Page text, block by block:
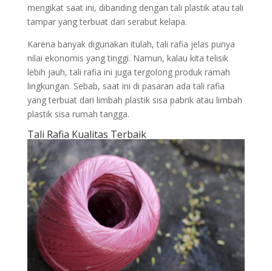
mengikat saat ini, dibanding dengan tali plastik atau tali
tampar yang terbuat dari serabut kelapa.
Karena banyak digunakan itulah, tali rafia jelas punya
nilai ekonomis yang tinggi. Namun, kalau kita telisik
lebih jauh, tali rafia ini juga tergolong produk ramah
lingkungan. Sebab, saat ini di pasaran ada tali rafia
yang terbuat dari limbah plastik sisa pabrik atau limbah
plastik sisa rumah tangga.
Tali Rafia Kualitas Terbaik